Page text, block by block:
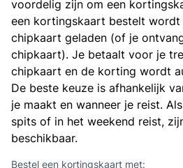
voordelig zijn om een
een kortingskaart bestelt
chipkaart geladen (of je
chipkaart). Je betaalt voor je
chipkaart en de korting wordt
De beste keuze is afhankelijk
je maakt en wanneer je reist.
spits of in het weekend reist,
beschikbaar.
Bestel een kortingskaart met: